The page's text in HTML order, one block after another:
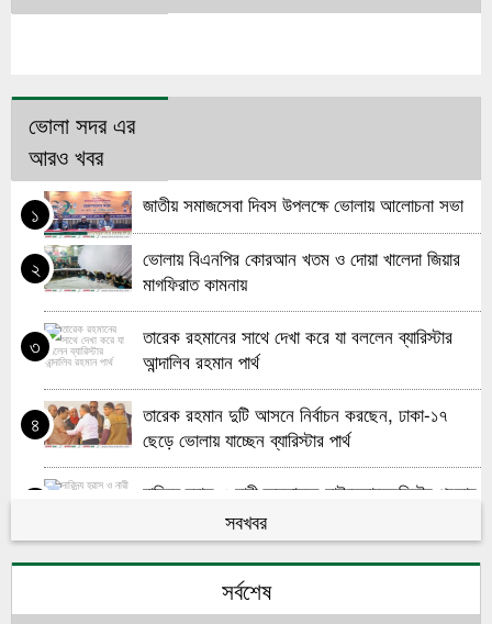
ভোলা সদর এর
আরও খবর
১ জাতীয় সমাজসেবা দিবস উপলক্ষে ভোলায় আলোচনা সভা
২
ভোলায় বিএনপির কোরআন খতম ও দোয়া খালেদা জিয়ার
মাগফিরাত কামনায়
৩
তারেক রহমানের সাথে দেখা করে যা বললেন ব্যারিস্টার
আন্দালিব রহমান পার্থ
৪
তারেক রহমান দুটি আসনে নির্বাচন করছেন, ঢাকা-১৭
ছেড়ে ভোলায় যাচ্ছেন ব্যারিস্টার পার্থ
দারিদ্র্য হ্রাস ও নারী ক্ষমতায়নে মাইক্রোক্রেডিটের প্রভাব
নিয়ে ভোলায় এফজিডি সভা
মহিলা দলের উদ্যোগে ভোলার চরনোয়াবাদে খতম খানি ও
সবখবর
সর্বশেষ